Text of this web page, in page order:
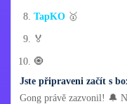
TapKO 🥇
🏅
🧿
Jste připraveni začít s
Gong právě zazvonil! 🔔